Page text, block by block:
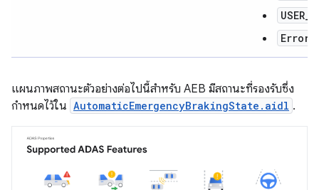
แผนภาพสถานะตัวอย่างต่อไปนี้สำหรับ AEB มีสถานะที่รองรับซึ่ง
กำหนดไว้ใน AutomaticEmergencyBrakingState.aidl .